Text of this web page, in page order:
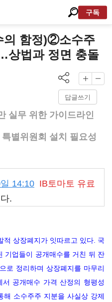
구독
의 함정)②소수주
상법과 정면 충돌
답글쓰기
실무 위한 가이드라인
별위원회 설치 필요성
14:10 IB토마토 유료
.
적 상장폐지가 잇따르고 있다. 국
기업들이 공개매수를 거친 뒤 잔
로 정리하며 상장폐지를 마무리
공개매수 가격 산정의 형평성
해 소수주주 지분을 사실상 강제